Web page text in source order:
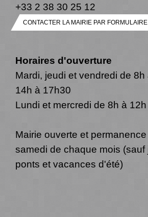
+33 2 38 30 25 12
CONTACTER LA MAIRIE PAR FORMULAIRE
Horaires d'ouverture
Mardi, jeudi et vendredi de 8h
14h à 17h30
Lundi et mercredi de 8h à 12h
Mairie ouverte et
samedi de chaque mois (sauf
ponts et vacances d'été)